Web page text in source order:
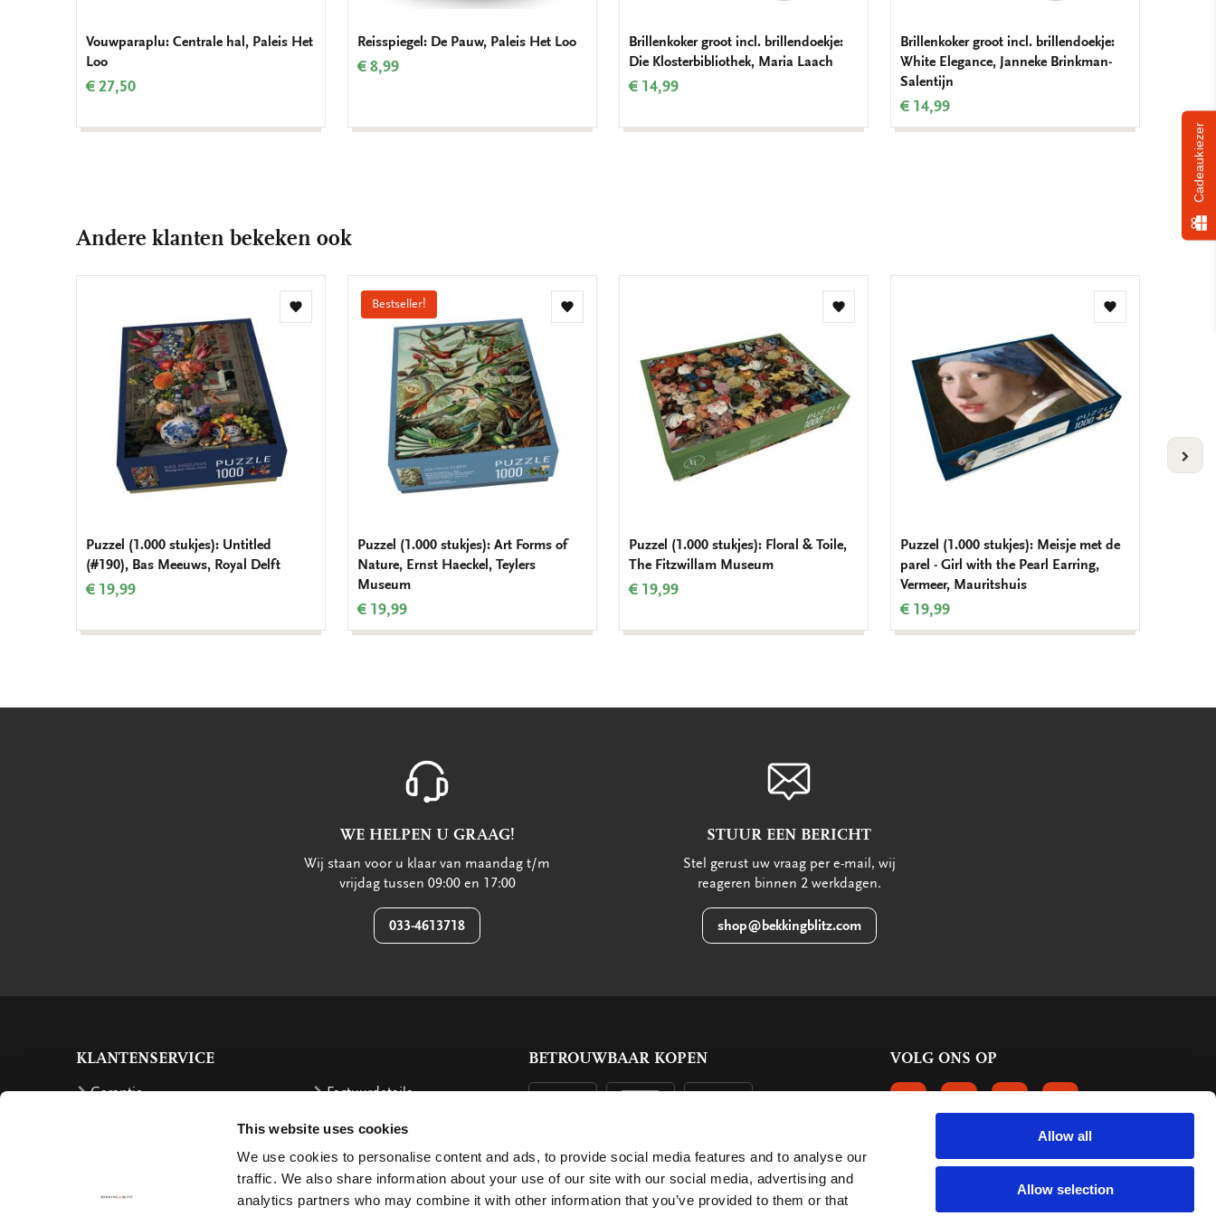
This website uses cookies
We use cookies to personalise content and ads, to provide social media features and to analyse our
traffic. We also share information about your use of our site with our social media, advertising and
analytics partners who may combine it with other information that you’ve provided to them or that
Allow all
Allow selection
Vouwparaplu: Centrale hal, Paleis Het
Loo
€ 27,50
Reisspiegel: De Pauw, Paleis Het Loo
€ 8,99
Brillenkoker groot incl. brillendoekje:
Die Klosterbibliothek, Maria Laach
€ 14,99
Brillenkoker groot incl. brillendoekje:
White Elegance, Janneke Brinkman-
Salentijn
€ 14,99
Andere klanten bekeken ook
Toevoegen
Puzzel (1.000 stukjes): Untitled
(#190), Bas Meeuws, Royal Delft
€ 19,99
Bestseller!
Toevoegen
Puzzel (1.000 stukjes): Art Forms of
Nature, Ernst Haeckel, Teylers
Museum
€ 19,99
Toevoegen
Puzzel (1.000 stukjes): Floral & Toile,
The Fitzwillam Museum
€ 19,99
Toevoegen
Puzzel (1.000 stukjes): Meisje met de
parel - Girl with the Pearl Earring,
Vermeer, Mauritshuis
€ 19,99
WE HELPEN U GRAAG!
Wij staan voor u klaar van maandag t/m
vrijdag tussen 09:00 en 17:00
033-4613718
STUUR EEN BERICHT
Stel gerust uw vraag per e-mail, wij
reageren binnen 2 werkdagen.
shop@bekkingblitz.com
KLANTENSERVICE
Garantie
Factuurdetails
Terugbetaling
Klachten
Annuleren
Contact
BETROUWBAAR KOPEN VOLG ONS OP
VOLGS ONS OP FACEBOOK
VOLG ONS OP INSTAGRAM
VOLG ONS OP LINKEDIN
VOLG ONS OP
KLANTBEOORDELINGEN
Cadeaukiezer